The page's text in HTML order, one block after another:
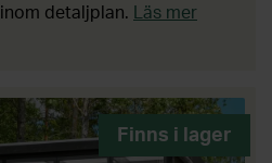
inom detaljplan.
Läs mer
Finns i lager